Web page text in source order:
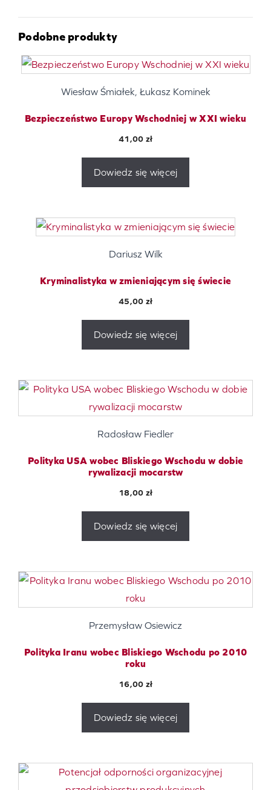
Podobne produkty
Wiesław Śmiałek, Łukasz Kominek
Bezpieczeństwo Europy Wschodniej w XXI wieku
41,00 zł
Dowiedz się więcej
Dariusz Wilk
Kryminalistyka w zmieniającym się świecie
45,00 zł
Dowiedz się więcej
Radosław Fiedler
Polityka USA wobec Bliskiego Wschodu w dobie
rywalizacji mocarstw
18,00 zł
Dowiedz się więcej
Przemysław Osiewicz
Polityka Iranu wobec Bliskiego Wschodu po 2010
roku
16,00 zł
Dowiedz się więcej